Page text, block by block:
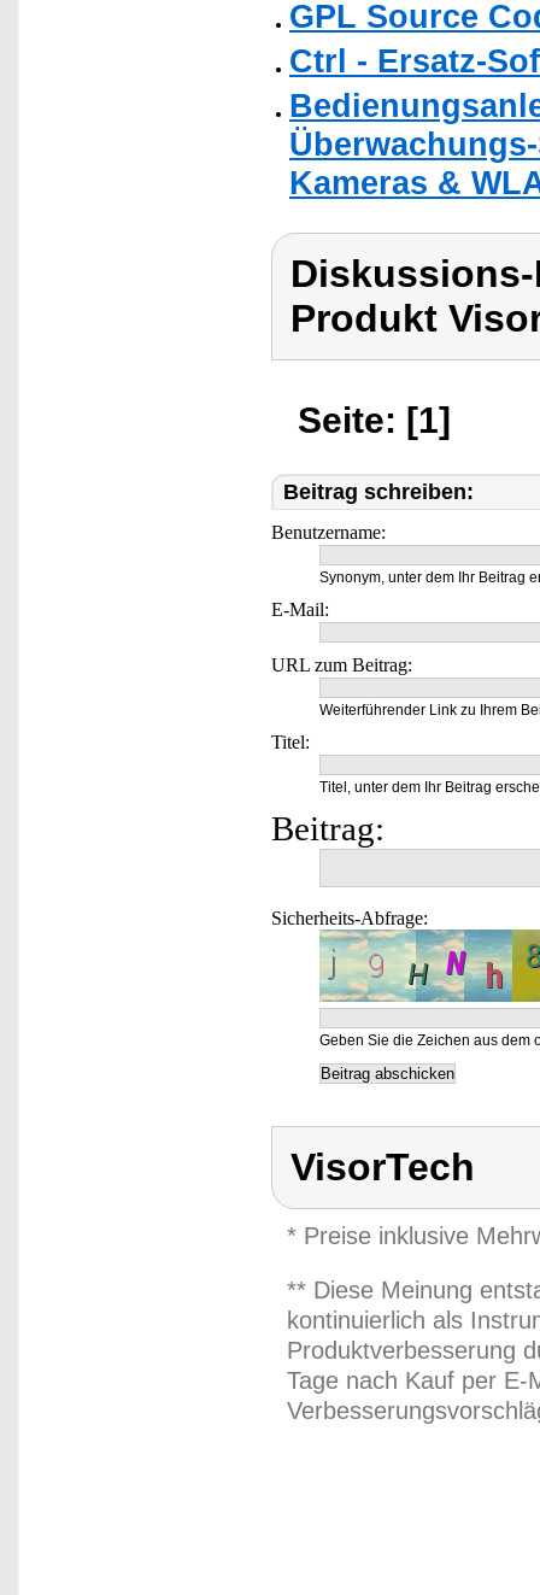
GPL Source
Ctrl - Ersatz-
Kameras &
Produkt
Seite: [1]
Beitrag schreiben:
Benutzername:
Synonym, unter dem Ihr Beitrag
E-Mail:
URL zum Beitrag:
Weiterführender Link zu Ihrem
Titel:
Titel, unter dem Ihr Beitrag
Beitrag:
Sicherheits-Abfrage:
Geben Sie die Zeichen aus dem
VisorTech
* Preise inklusive
** Diese Meinung
kontinuierlich als
Produktverbesserung
Tage nach Kauf per E-